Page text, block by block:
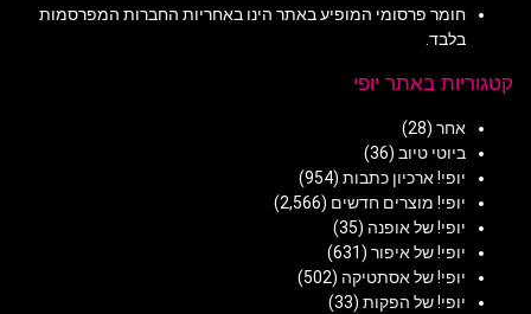
חומר פרסומי המופיע באתר הינו באחריות החברות המפרסמות
בלבד.
קטגוריות באתר יופי
אחר (28)
ביוטי טיוב (36)
יופי! ארכיון כתבות (954)
יופי! מוצרים חדשים (2,566)
יופי! של אופנה (35)
יופי! של איפור (631)
יופי! של אסתטיקה (502)
יופי! של הפקות (33)